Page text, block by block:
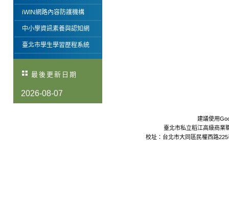
iWIN網路內容防護機構
中小學資訊素養與認知網
臺北市學生學習歷程系統
最後更新日期
2026-08-07
建議使用
臺北市私立稻江高級商業
校址：台北市大同區民權西路